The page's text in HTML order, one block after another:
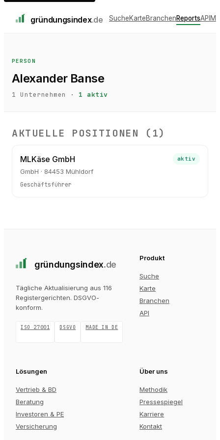
gründungsindex.de SucheKarteBranchenReportsAPI
PERSON
Alexander Banse
1 Unternehmen · 1 aktiv
AKTUELLE POSITIONEN ( 1)
MLKäse GmbH
GmbH · 84453 Mühldorf
aktiv
Geschäftsführer
gründungsindex.de
Tägliche Aktualisierung aus 116
Registergerichten. DSGVO-
konform.
ISO 27001 DSGVO MADE IN DE
Produkt
Suche
Karte
Branchen
API
Lösungen
Vertrieb & BD
Beratung
Investoren & PE
Versicherung
Über uns
Methodik
Pressespiegel
Karriere
Kontakt